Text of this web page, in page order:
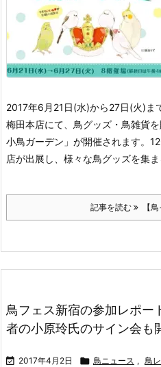
2017年6月21日(水)から27日(火)ま
梅田本店にて、鳥グッズ・鳥雑貨
小鳥ガーデン」が開催されます。
店が出展し、様々な鳥グッズを集
記事を読む 【
鳥フェス新宿の参加レポー
者の小原玲氏のサイン会も
 2017年4月2日  鳥ニュース , 鳥